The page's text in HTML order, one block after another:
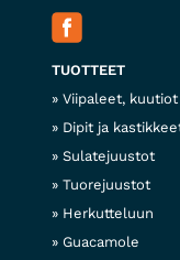
TUOTTEET
Viipaleet,
Dipit ja
Sulatejuustot
Tuorejuustot
Herkutteluun
Guacamole